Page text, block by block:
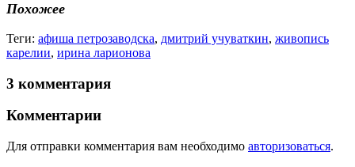
Похожее
Теги: афиша петрозаводска, дмитрий учуваткин, живопись
карелии, ирина ларионова
3 комментария
Комментарии
Для отправки комментария вам необходимо авторизоваться.